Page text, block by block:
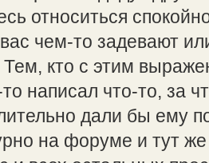
относиться
чем-то задевают
Тем, кто с этим
то написал что-то, за
дали бы ему
на форуме и тут